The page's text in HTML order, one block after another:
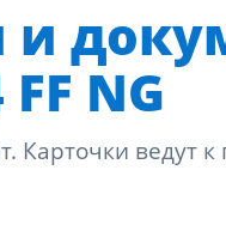
NG
Карточки ведут